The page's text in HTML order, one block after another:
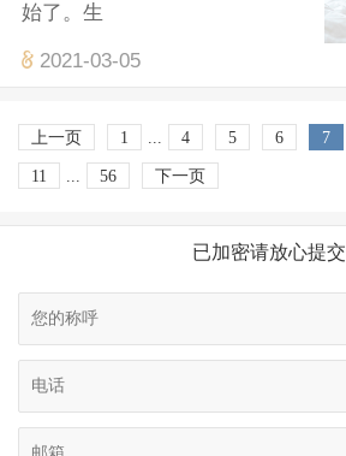
始了。生
2021-03-05
上一页 1 4 5 6 7
11 56 下一页
已加密请放心提交